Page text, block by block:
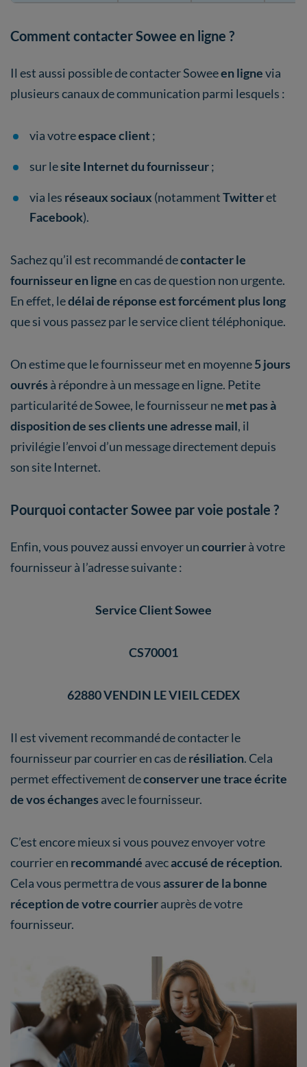
Comment contacter Sowee en ligne ?
Il est aussi possible de contacter Soweeen lignevia
plusieurs canaux de communication parmi lesquels :
via votreespace client;
sur lesite Internet du fournisseur;
via les réseaux sociaux (notammentTwitteret
Facebook).
Sachez qu’il est recommandé decontacter le
fournisseur en ligneen cas de question non urgente.
En effet, ledélai de réponse est forcément plus long
que si vous passez par le service client téléphonique.
On estime que le fournisseur met en moyenne5 jours
ouvrés à répondre à un message en ligne. Petite
particularité de Sowee, le fournisseur nemet pas à
disposition de ses clients une adresse mail, il
privilégie l’envoi d’un message directement depuis
son site Internet.
Pourquoi contacter Sowee par voie postale ?
Enfin, vous pouvez aussi envoyer uncourrierà votre
fournisseur à l’adresse suivante :
Service Client Sowee
CS70001
62880 VENDIN LE VIEIL CEDEX
Il est vivement recommandé de contacter le
fournisseur par courrier en cas derésiliation. Cela
permet effectivement deconserver une trace écrite
de vos échanges avec le fournisseur.
C’est encore mieux si vous pouvez envoyer votre
courrier en recommandé avecaccusé de réception.
Cela vous permettra de vousassurer de la bonne
réception de votre courrierauprès de votre
fournisseur.